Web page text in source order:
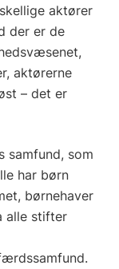
aktører
der er de
aktørerne
– det er
samfund, som
har børn
børnehaver
alle stifter